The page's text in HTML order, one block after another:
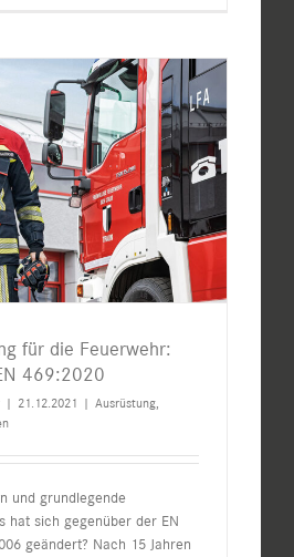
für die Feuerwehr:
469:2020
| 21.12.2021 | Ausrüstung,
und grundlegende
hat sich gegenüber der EN
geändert? Nach 15 Jahren